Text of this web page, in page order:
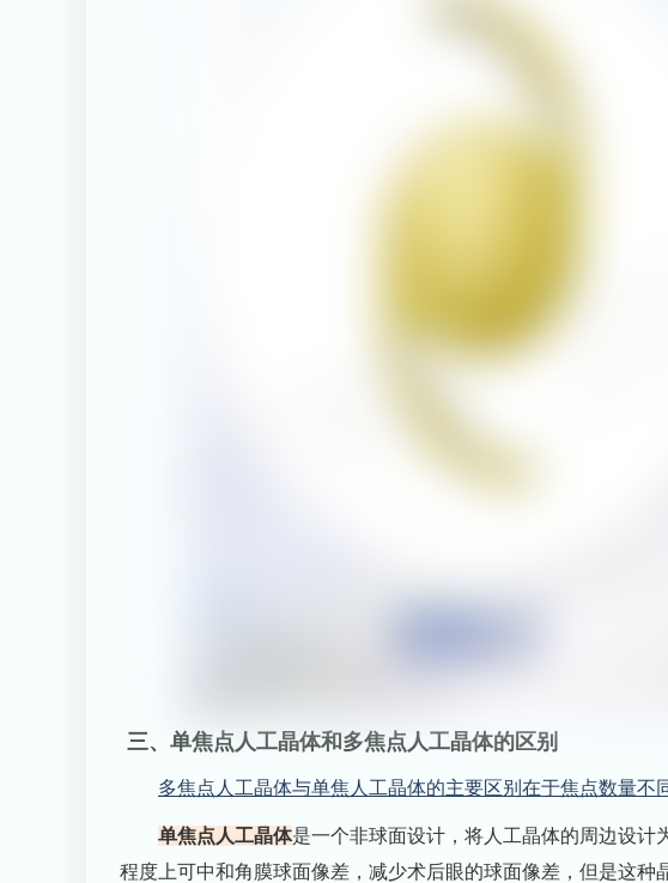
三、单焦点人工晶体和多焦点人工晶体的区别
多焦点人工晶体与单焦人工晶体的主要区别在于焦点数量不
单焦点人工晶体是一个非球面设计，将人工晶体的周边设计
程度上可中和角膜球面像差，减少术后眼的球面像差，但是这